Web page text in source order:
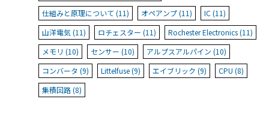
仕組みと原理について (11)
オペアンプ (11)
IC (11)
山洋電気 (11)
ロチェスター (11)
Rochester Electronics (11)
メモリ (10)
センサー (10)
アルプスアルパイン (10)
コンバータ (9)
Littelfuse (9) エイブリック (9)
CPU (8)
集積回路 (8)